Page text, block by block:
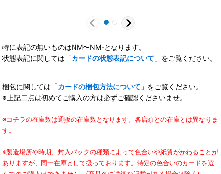
特に表記の無いものはNM〜NM-となります。
状態表記に関しては「カードの状態表記について 」をご覧ください。
梱包に関しては「カードの梱包方法について 」をご覧ください。
※上記二点は初めてご購入の方は必ずご確認くださいませ。
※コチラの在庫数は通販の在庫数となります。各店頭との在庫とは異なりま
す。
※製造場所や時期、封入パックの種類によって色合いや紙質がかわることが
ありますが、同一在庫として扱っております。特定の色合いのカードを選